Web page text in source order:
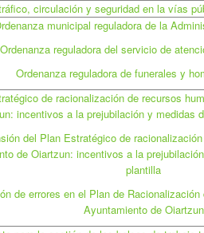
circulación y seguridad en la vías
municipal reguladora de la
Ordenanza reguladora del servicio de
Ordenanza reguladora de funerales y
de racionalización de recursos
incentivos a la prejubilación y medidas
del Plan Estratégico de
de Oiartzun: incentivos a la
plantilla
de errores en el Plan de
Ayuntamiento de Oiartzun